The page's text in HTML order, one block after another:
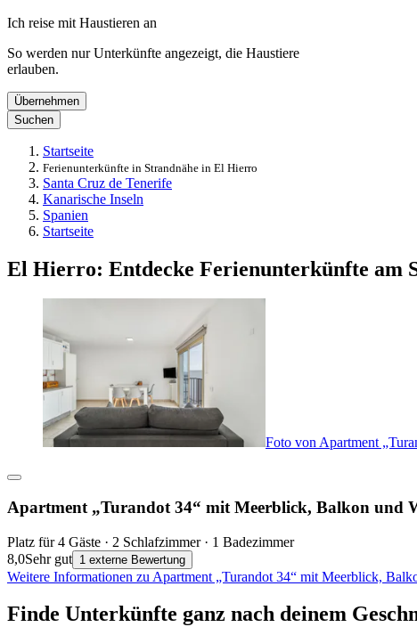
Ich reise mit Haustieren an
So werden nur Unterkünfte angezeigt, die Haustiere
erlauben.
Übernehmen
Suchen
Startseite
Ferienunterkünfte in Strandnähe in El Hierro
Santa Cruz de Tenerife
Kanarische Inseln
Spanien
Startseite
El Hierro: Entdecke Ferienunterkünfte am
Foto von Apartment
Apartment „Turandot 34“ mit Meerblick, Balkon und
Platz für 4 Gäste · 2 Schlafzimmer · 1 Badezimmer
8,0Sehr gut 1 externe Bewertung
Weitere Informationen zu Apartment „Turandot 34“ mit Meerblick,
Finde Unterkünfte ganz nach deinem